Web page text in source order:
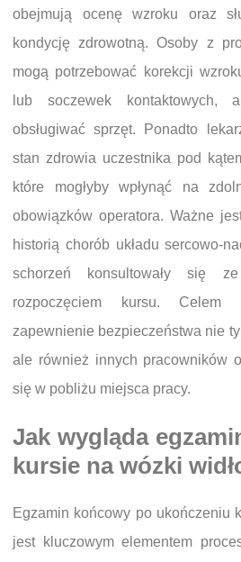
obejmują ocenę wzroku oraz
kondycję zdrowotną. Osoby z
mogą potrzebować korekcji
lub soczewek kontaktowych,
obsługiwać sprzęt. Ponadto
stan zdrowia uczestnika pod
które mogłyby wpłynąć na
obowiązków operatora. Ważne
historią chorób układu sercowo-
schorzeń konsultowały się
rozpoczęciem kursu.
zapewnienie bezpieczeństwa nie
ale również innych pracowników
się w pobliżu miejsca pracy.
Jak wygląda
kursie na wózki
Egzamin końcowy po ukończeniu
jest kluczowym elementem